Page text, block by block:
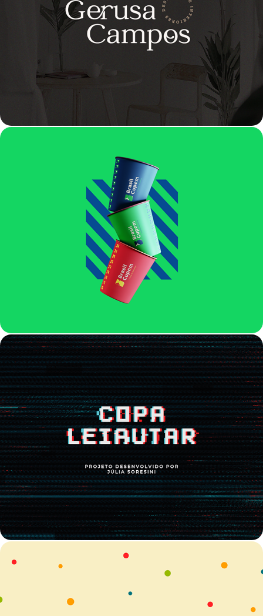
IDENTIDADE VISUAL | GERUSA CAMPOS
IDENTIDADE VISUAL | BRASIL CUPOM
COPA LEIAUTAR | BLACK MIRROR